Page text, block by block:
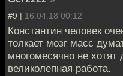
#9 | 16.04.18 00:12
Константин человек
толкает мозг масс
многомесячно не
великолепная работа.